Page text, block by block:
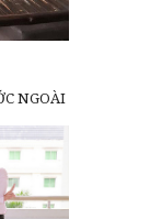
NGOÀI